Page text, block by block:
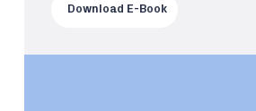
Download E-Book